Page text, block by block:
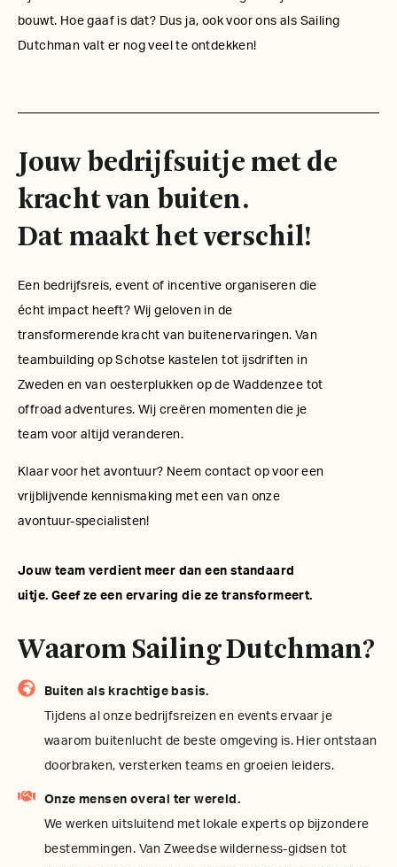
bouwt. Hoe gaaf is dat? Dus ja, ook voor ons als Sailing
Dutchman valt er nog veel te ontdekken!
Jouw bedrijfsuitje met de
kracht van buiten.
Dat maakt het verschil!
Een bedrijfsreis, event of incentive organiseren die
écht impact heeft? Wij geloven in de
transformerende kracht van buitenervaringen. Van
teambuilding op Schotse kastelen tot ijsdriften in
Zweden en van oesterplukken op de Waddenzee tot
offroad adventures. Wij creëren momenten die je
team voor altijd veranderen.
Klaar voor het avontuur? Neem contact op voor een
vrijblijvende kennismaking met een van onze
avontuur-specialisten!
Jouw team verdient meer dan een standaard
uitje. Geef ze een ervaring die ze transformeert.
Waarom Sailing Dutchman?
Buiten als krachtige basis.
Tijdens al onze bedrijfsreizen en events ervaar je
waarom buitenlucht de beste omgeving is. Hier ontstaan
doorbraken, versterken teams en groeien leiders.
Onze mensen overal ter wereld.
We werken uitsluitend met lokale experts op bijzondere
bestemmingen. Van Zweedse wilderness-gidsen tot